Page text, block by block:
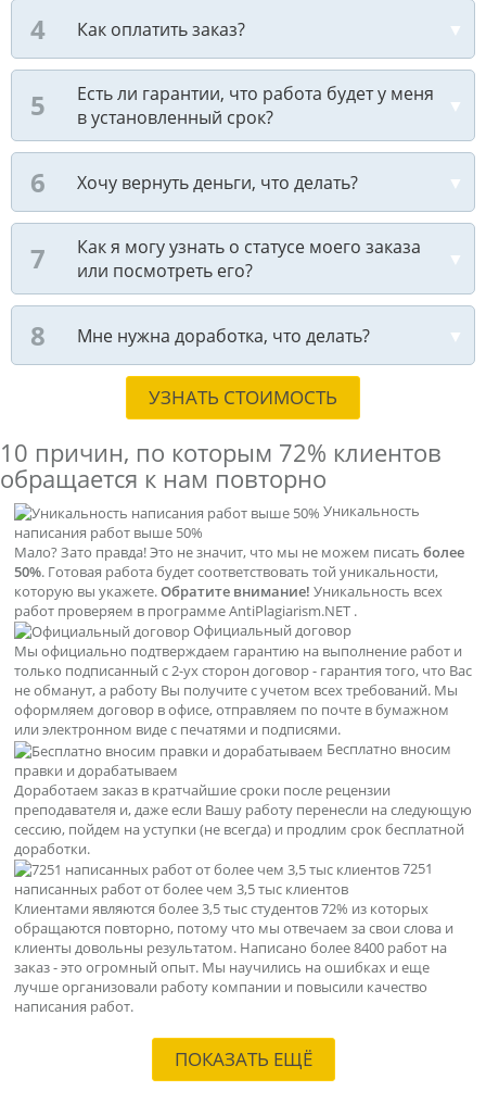
Как оплатить заказ?
Есть ли гарантии, что работа будет у меня
в установленный срок?
Хочу вернуть деньги, что делать?
Как я могу узнать о статусе моего заказа
или посмотреть его?
Мне нужна доработка, что делать?
УЗНАТЬ СТОИМОСТЬ
10 причин, по которым 72% клиентов
обращается к нам повторно
Уникальность
написания работ выше 50%
Мало? Зато правда! Это не значит, что мы не можем писать более
50%. Готовая работа будет соответствовать той уникальности,
которую вы укажете.Обратите внимание! Уникальность всех
работ проверяем в программе AntiPlagiarism.NET .
Официальный договор
Мы официально подтверждаем гарантию на выполнение работ и
только подписанный с 2-ух сторон договор - гарантия того, что Вас
не обманут, а работу Вы получите с учетом всех требований. Мы
оформляем договор в офисе, отправляем по почте в бумажном
или электронном виде с печатями и подписями.
Бесплатно вносим
правки и дорабатываем
Доработаем заказ в кратчайшие сроки после рецензии
преподавателя и, даже если Вашу работу перенесли на следующую
сессию, пойдем на уступки (не всегда) и продлим срок бесплатной
доработки.
7251
написанных работ от более чем 3,5 тыс клиентов
Клиентами являются более 3,5 тыс студентов 72% из которых
обращаются повторно, потому что мы отвечаем за свои слова и
клиенты довольны результатом. Написано более 8400 работ на
заказ - это огромный опыт. Мы научились на ошибках и еще
лучше организовали работу компании и повысили качество
написания работ.
ПОКАЗАТЬ ЕЩЁ